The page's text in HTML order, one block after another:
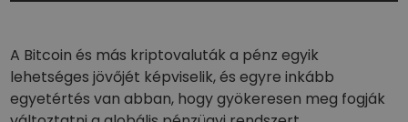
A Bitcoin és más kriptovaluták a pénz egyik
lehetséges jövőjét képviselik, és egyre inkább
egyetértés van abban, hogy gyökeresen meg fogják